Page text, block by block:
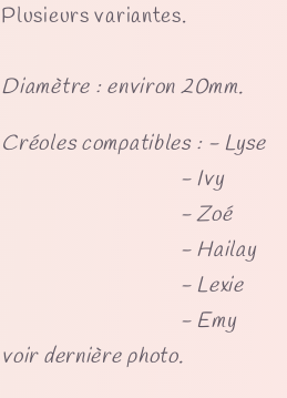
Plusieurs variantes.
Diamètre : environ 20mm.
Créoles compatibles : - Lyse
- Ivy
- Zoé
- Hailay
- Lexie
- Emy
voir dernière photo.